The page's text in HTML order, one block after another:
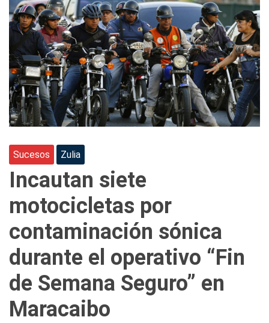
Sucesos Zulia
Incautan siete
motocicletas por
contaminación sónica
durante el operativo “Fin
de Semana Seguro” en
Maracaibo